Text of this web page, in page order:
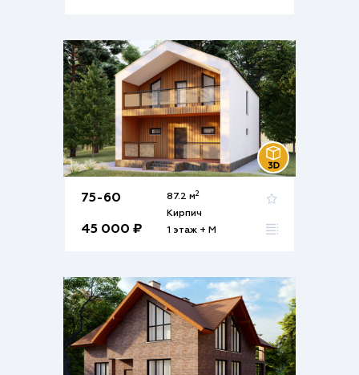
75-60
45 000 ₽
87.2 м2
Кирпич
1 этаж + М